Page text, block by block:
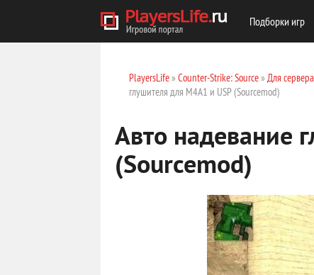
Подборки игр
PlayersLife» Counter-Strike: Source» Для
глушителя для M4A1 и USP (Sourcemod)
Авто надевание
(Sourcemod)